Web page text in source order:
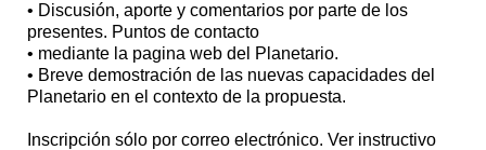
• Discusión, aporte y comentarios por parte de los
presentes. Puntos de contacto
• mediante la pagina web del Planetario.
• Breve demostración de las nuevas capacidades del
Planetario en el contexto de la propuesta.
Inscripción sólo por correo electrónico. Ver instructivo